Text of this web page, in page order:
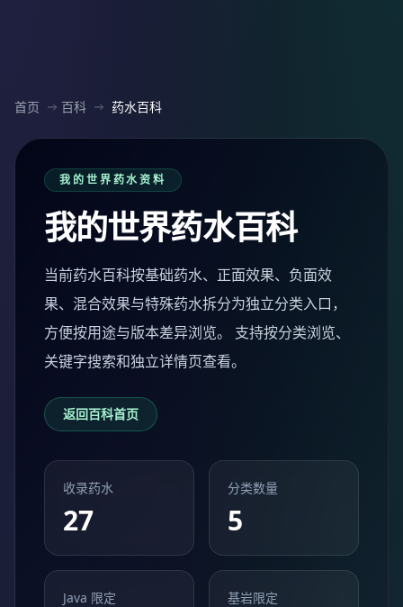
首页 百科 药水百科
我的世界药水资料
我的世界药水百科
当前药水百科按基础药水、正面效果、负面效
果、混合效果与特殊药水拆分为独立分类入口，
方便按用途与版本差异浏览。 支持按分类浏览、
关键字搜索和独立详情页查看。
返回百科首页
收录药水
27
分类数量
5
Java 限定 基岩限定